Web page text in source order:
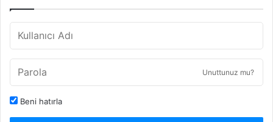
Unuttunuz mu?
Beni hatırla